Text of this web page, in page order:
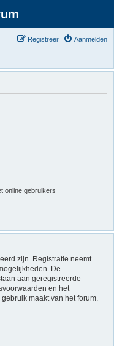
Aanmelden
Registreer
online gebruikers
zijn. Registratie neemt
De
aan geregistreerde
en het
maakt van het forum.